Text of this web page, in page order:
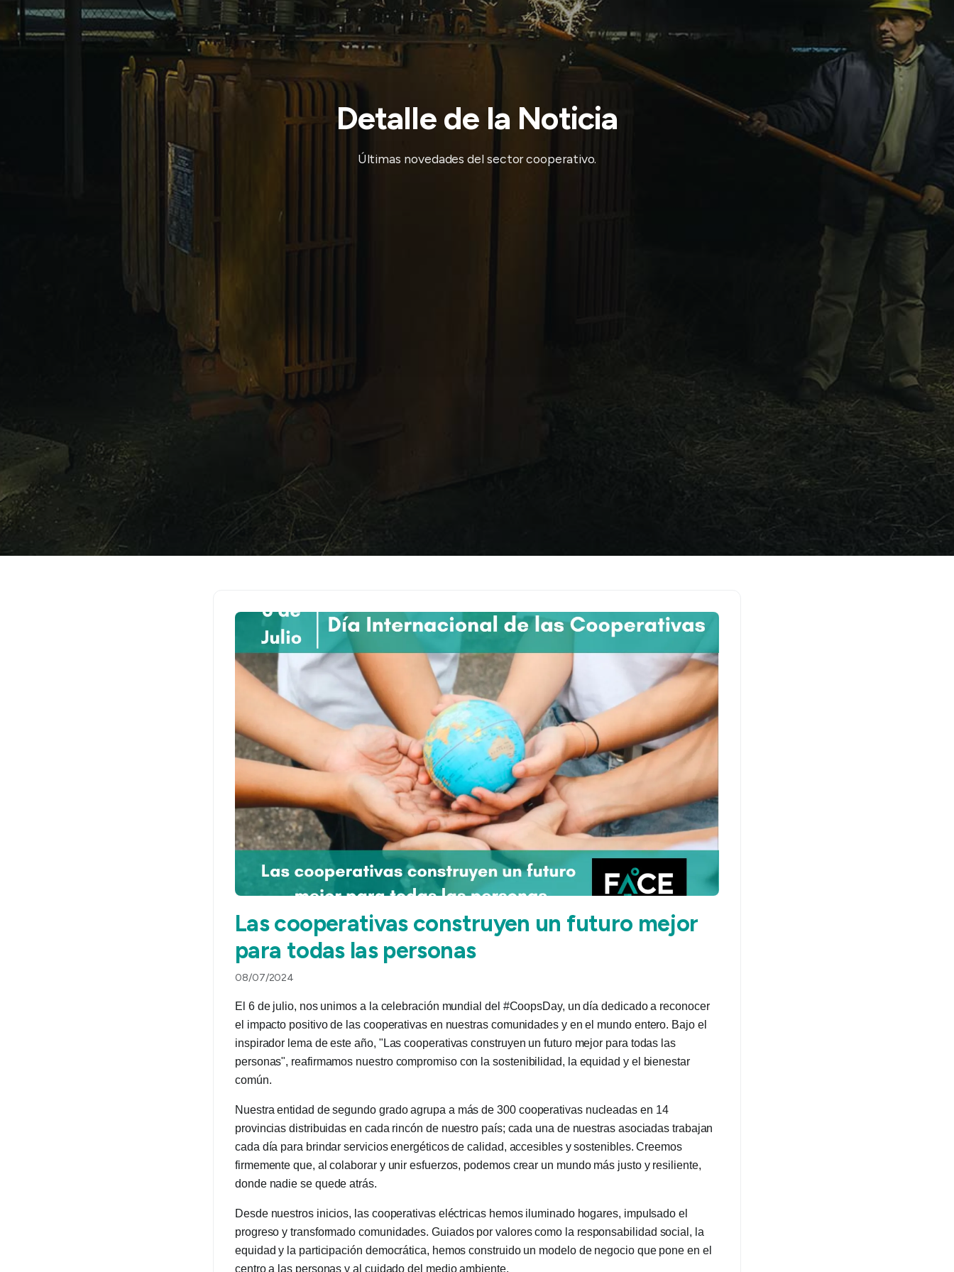
Detalle de la Noticia
Últimas novedades del sector cooperativo.
Las cooperativas construyen un futuro mejor
para todas las personas
08/07/2024
El 6 de julio, nos unimos a la celebración mundial del #CoopsDay, un día dedicado a reconocer
el impacto positivo de las cooperativas en nuestras comunidades y en el mundo entero. Bajo el
inspirador lema de este año, "Las cooperativas construyen un futuro mejor para todas las
personas", reafirmamos nuestro compromiso con la sostenibilidad, la equidad y el bienestar
común.
Nuestra entidad de segundo grado agrupa a más de 300 cooperativas nucleadas en 14
provincias distribuidas en cada rincón de nuestro país; cada una de nuestras asociadas trabajan
cada día para brindar servicios energéticos de calidad, accesibles y sostenibles. Creemos
firmemente que, al colaborar y unir esfuerzos, podemos crear un mundo más justo y resiliente,
donde nadie se quede atrás.
Desde nuestros inicios, las cooperativas eléctricas hemos iluminado hogares, impulsado el
progreso y transformado comunidades. Guiados por valores como la responsabilidad social, la
equidad y la participación democrática, hemos construido un modelo de negocio que pone en el
centro a las personas y al cuidado del medio ambiente.